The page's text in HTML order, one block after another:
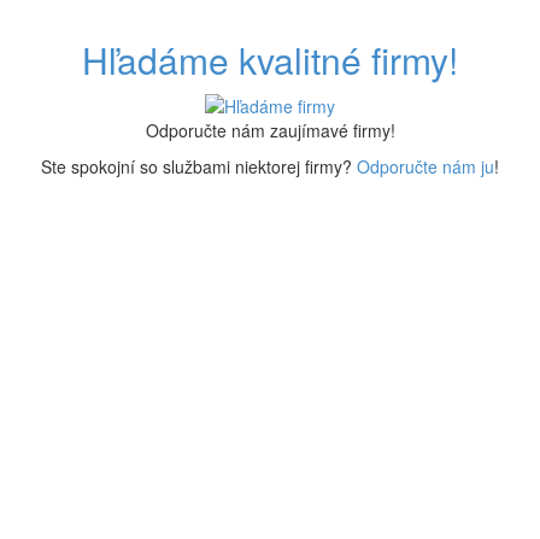
Hľadáme kvalitné firmy!
Odporučte nám zaujímavé firmy!
Ste spokojní so službami niektorej firmy? Odporučte nám ju!